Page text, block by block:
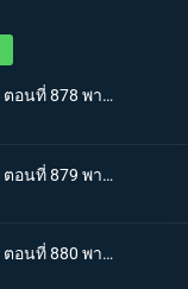
One piece วันพีช ตอนที่ 878 พากย์ไทย ทั่วโลกตกตะลึง! จักรพรรดิคนที่ 5 แห่งท้องทะเลปรากฏตัว
One piece วันพีช ตอนที่ 879 พากย์ไทย มุ่งสู่เรฟเวรี่! การรวมตัวของเหล่าพันธมิตรหมวกฟาง!
One piece วันพีช ตอนที่ 880 พากย์ไทย ซาโบเริ่มเคลื่อนไหว! เหล่าแม่ทัพกองทัพปฏิวัติออกโรง!